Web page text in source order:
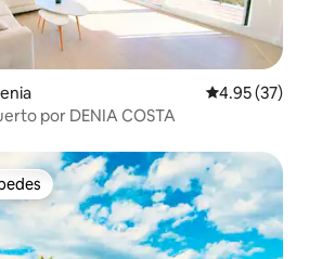
Calificación
4.95 (37)
por DENIA COSTA